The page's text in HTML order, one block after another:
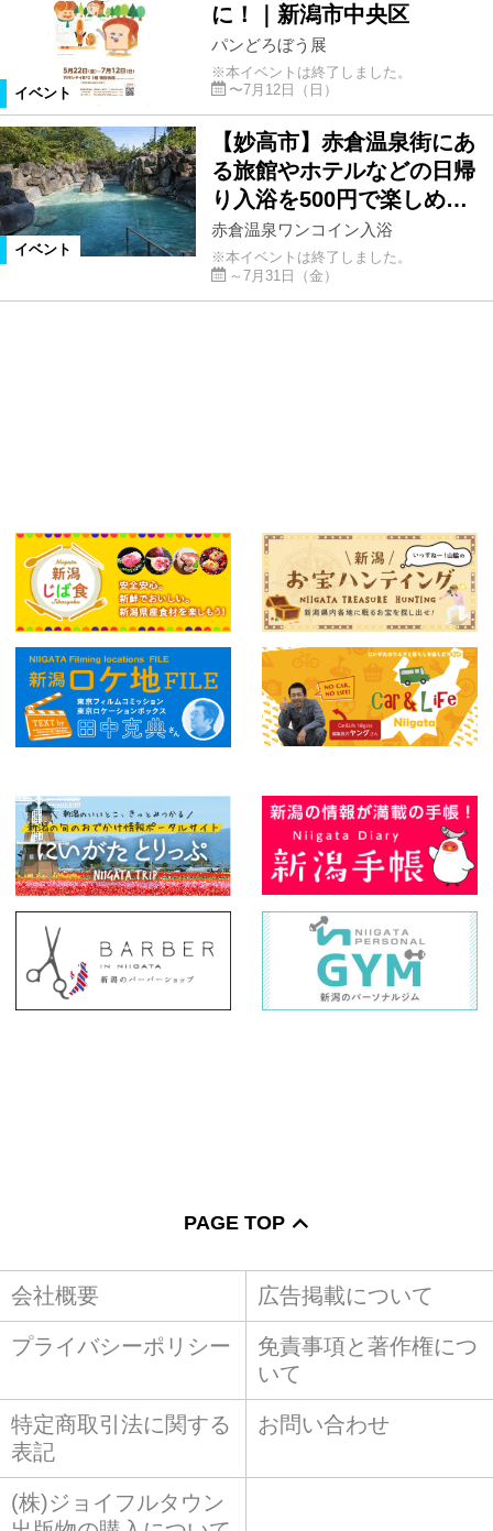
イベント
に！｜新潟市中央区
パンどろぼう展
※本イベントは終了しました。
〜7月12日（日）
イベント
【妙高市】赤倉温泉街にあ
る旅館やホテルなどの日帰
り入浴を500円で楽しめ…
赤倉温泉ワンコイン入浴
※本イベントは終了しました。
～7月31日（金）
PAGE TOP
会社概要 広告掲載について
プライバシーポリシー
免責事項と著作権につ
いて
特定商取引法に関する
表記
お問い合わせ
(株)ジョイフルタウン